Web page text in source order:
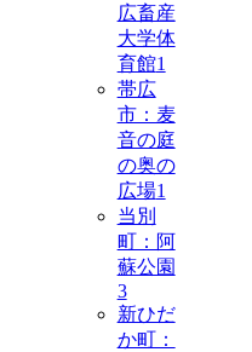
広畜産
大学体
育館1
帯広
市：麦
音の庭
の奥の
広場1
当別
町：阿
蘇公園
3
新ひだ
か町：